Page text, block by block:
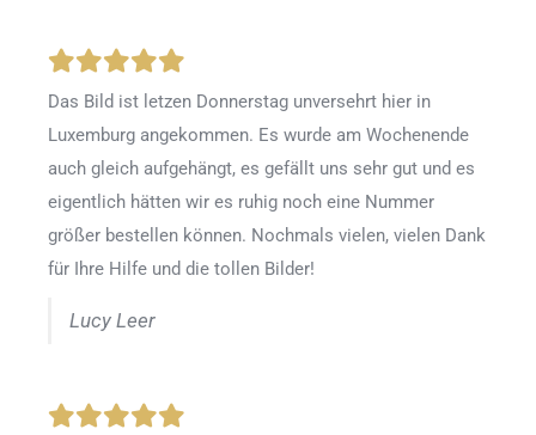
Das Bild ist letzen Donnerstag unversehrt hier in
Luxemburg angekommen. Es wurde am Wochenende
auch gleich aufgehängt, es gefällt uns sehr gut und es
eigentlich hätten wir es ruhig noch eine Nummer
größer bestellen können. Nochmals vielen, vielen Dank
für Ihre Hilfe und die tollen Bilder!
Lucy Leer